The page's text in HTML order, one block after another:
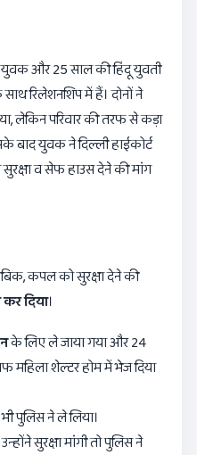
और 25 साल की हिंदू युवती
रिलेशनशिप में हैं। दोनों ने
लेकिन परिवार की तरफ से कड़ा
बाद युवक ने दिल्ली हाईकोर्ट
व सेफ हाउस देने की मांग
कपल को सुरक्षा देने की
दिया।
के लिए ले जाया गया और 24
महिला शेल्टर होम में भेज दिया
पुलिस ने ले लिया।
सुरक्षा मांगी तो पुलिस ने